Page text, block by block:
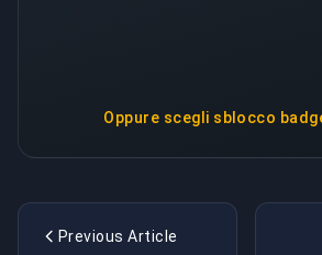
Oppure scegli sblocco
Previous Article